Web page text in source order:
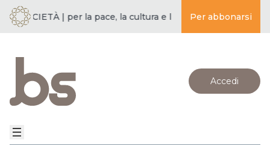
E SOCIETÀ | per la pace, la cultura e l’educazione ·
Per abbonarsi
Accedi